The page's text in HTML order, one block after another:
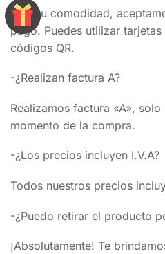
Para tu comodidad,
pago. Puedes utilizar
códigos QR.
-¿Realizan factura A?
Realizamos factura «A»,
momento de la compra.
-¿Los precios incluyen I.V.A?
Todos nuestros precios
-¿Puedo retirar el producto
¡Absolutamente! Te